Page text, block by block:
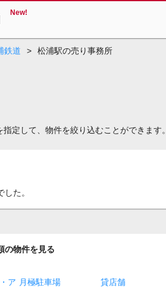
New!
鉄道 > 松浦駅の売り事務所
定して、物件を絞り込むことができます。
た。
の物件を見る
ア 月極駐車場 貸店舗